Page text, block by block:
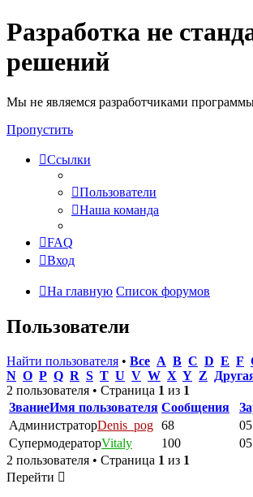
Разработка не
решений
Мы не являемся разработчиками
Пропустить
Ссылки
Пользователи
Наша команда
FAQ
Вход
На главную Список форумов
Пользователи
Найти пользователя • Все A B C D E F
N O P Q R S T U V W X Y Z
2 пользователя • Страница 1 из 1
ЗваниеИмя пользователя Сообщения
АдминистраторDenis_pog 68
СупермодераторVitaly 100
2 пользователя • Страница 1 из 1
Перейти